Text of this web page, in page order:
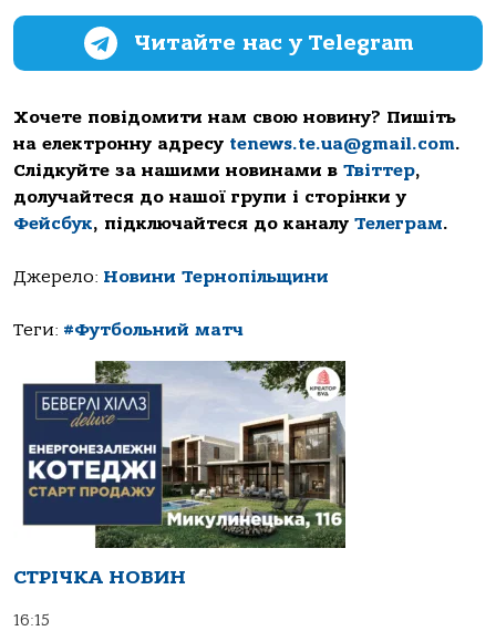
Читайте нас у Telegram
Хочете повідомити нам свою новину? Пишіть
на електронну адресу tenews.te.ua@gmail.com.
Слідкуйте за нашими новинами в Твіттер,
долучайтеся до нашої групи і сторінки у
Фейсбук, підключайтеся до каналу Телеграм.
Джерело: Новини Тернопільщини
Теги: #Футбольний матч
СТРІЧКА НОВИН
16:15